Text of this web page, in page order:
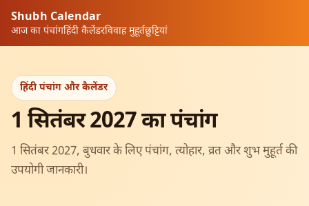
Shubh Calendar
आज का पंचांगहिंदी कैलेंडरविवाह मुहूर्तछुट्टियां
हिंदी पंचांग और कैलेंडर
1 सितंबर 2027 का पंचांग
1 सितंबर 2027, बुधवार के लिए पंचांग, त्योहार, व्रत और शुभ मुहूर्त की
उपयोगी जानकारी।